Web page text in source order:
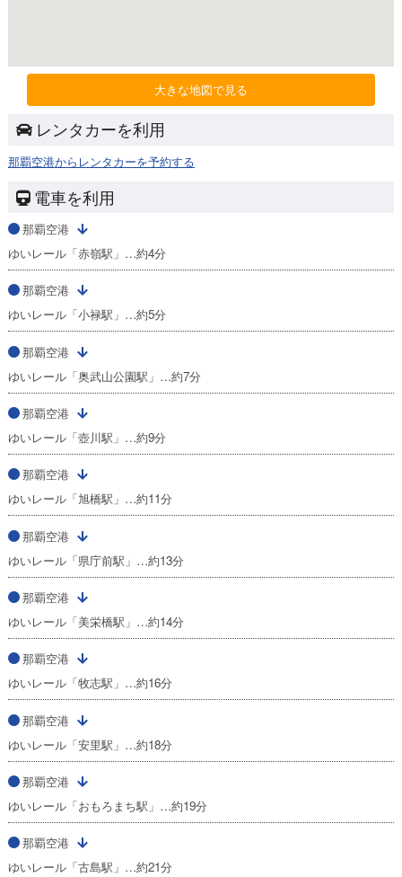
大きな地図で見る
レンタカーを利用
那覇空港からレンタカーを予約する
電車を利用
那覇空港
ゆいレール「赤嶺駅」…約4分
那覇空港
ゆいレール「小禄駅」…約5分
那覇空港
ゆいレール「奥武山公園駅」…約7分
那覇空港
ゆいレール「壺川駅」…約9分
那覇空港
ゆいレール「旭橋駅」…約11分
那覇空港
ゆいレール「県庁前駅」…約13分
那覇空港
ゆいレール「美栄橋駅」…約14分
那覇空港
ゆいレール「牧志駅」…約16分
那覇空港
ゆいレール「安里駅」…約18分
那覇空港
ゆいレール「おもろまち駅」…約19分
那覇空港
ゆいレール「古島駅」…約21分